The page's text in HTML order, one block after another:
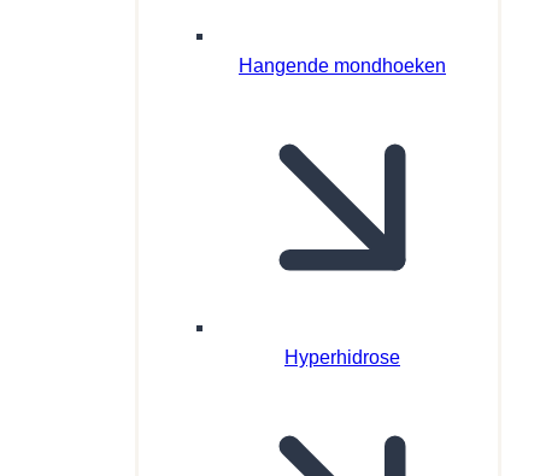
Hangende mondhoeken
Hyperhidrose